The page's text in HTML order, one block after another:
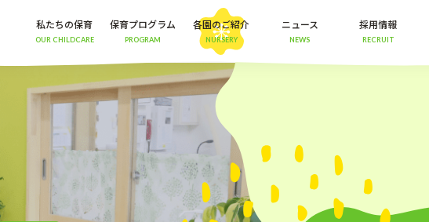
私たちの保育
OUR CHILDCARE
保育プログラム
PROGRAM
各園のご紹介
NURSERY
ニュース
NEWS
採用情報
RECRUIT